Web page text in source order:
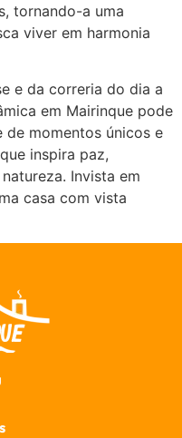
tornando-a uma
viver em harmonia
e da correria do dia a
em Mairinque pode
momentos únicos e
inspira paz,
Invista em
casa com vista